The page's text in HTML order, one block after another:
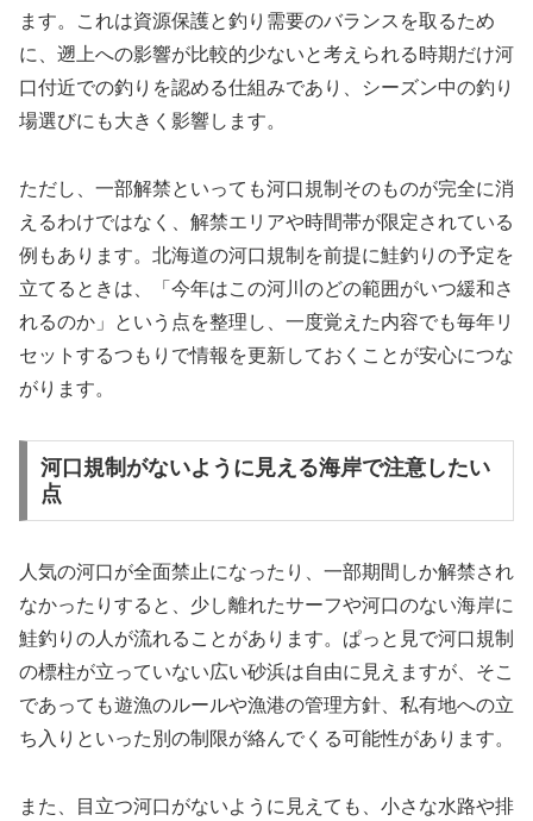
ます。これは資源保護と釣り需要のバランスを取るため
に、遡上への影響が比較的少ないと考えられる時期だけ河
口付近での釣りを認める仕組みであり、シーズン中の釣り
場選びにも大きく影響します。
ただし、一部解禁といっても河口規制そのものが完全に消
えるわけではなく、解禁エリアや時間帯が限定されている
例もあります。北海道の河口規制を前提に鮭釣りの予定を
立てるときは、「今年はこの河川のどの範囲がいつ緩和さ
れるのか」という点を整理し、一度覚えた内容でも毎年リ
セットするつもりで情報を更新しておくことが安心につな
がります。
河口規制がないように見える海岸で注意したい
点
人気の河口が全面禁止になったり、一部期間しか解禁され
なかったりすると、少し離れたサーフや河口のない海岸に
鮭釣りの人が流れることがあります。ぱっと見で河口規制
の標柱が立っていない広い砂浜は自由に見えますが、そこ
であっても遊漁のルールや漁港の管理方針、私有地への立
ち入りといった別の制限が絡んでくる可能性があります。
また、目立つ河口がないように見えても、小さな水路や排